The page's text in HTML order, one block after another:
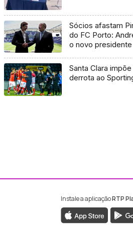
Sócios afastam
do FC Porto:
o novo presidente
Santa Clara
derrota ao
da RTP Madeira
da RTP
Instale a aplicaçãoRTP